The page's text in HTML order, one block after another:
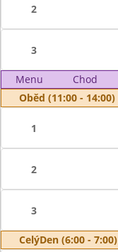
2
3
Menu Chod
Oběd (11:00 - 14:00)
1
2
3
CelýDen (6:00 - 7:00)